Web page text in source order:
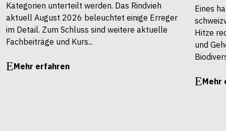
Kategorien unterteilt werden. Das Rindvieh
aktuell August 2026 beleuchtet einige Erreger
im Detail. Zum Schluss sind weitere aktuelle
Fachbeiträge und Kurs...
Mehr erfahren
Eines
Hitze
und
Mehr